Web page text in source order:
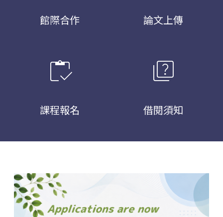
館際合作 論文上傳
inventory
課程報名
quiz
借閱須知